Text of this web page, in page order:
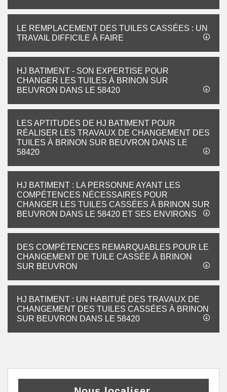
LE REMPLACEMENT DES TUILES CASSÉES : UN
TRAVAIL DIFFICILE À FAIRE
HJ BATIMENT - SON EXPERTISE POUR
CHANGER LES TUILES À BRINON SUR
BEUVRON DANS LE 58420
LES APTITUDES DE HJ BATIMENT POUR
RÉALISER LES TRAVAUX DE CHANGEMENT DES
TUILES À BRINON SUR BEUVRON DANS LE
58420
HJ BATIMENT : LA PERSONNE AYANT LES
COMPÉTENCES NÉCESSAIRES POUR
CHANGER LES TUILES CASSÉES À BRINON SUR
BEUVRON DANS LE 58420 ET SES ENVIRONS
DES COMPÉTENCES REMARQUABLES POUR LE
CHANGEMENT DE TUILE CASSÉE À BRINON
SUR BEUVRON
HJ BATIMENT : UN HABITUÉ DES TRAVAUX DE
CHANGEMENT DES TUILES CASSÉES À BRINON
SUR BEUVRON DANS LE 58420